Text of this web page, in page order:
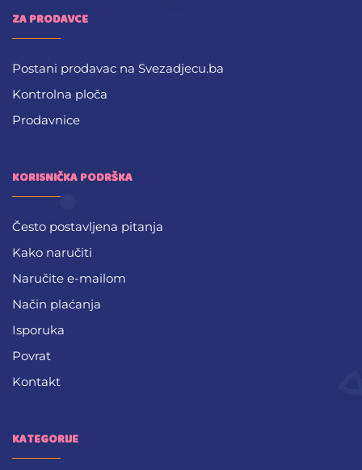
ZA PRODAVCE
Postani prodavac na Svezadjecu.ba
Kontrolna ploča
Prodavnice
KORISNIČKA PODRŠKA
Često postavljena pitanja
Kako naručiti
Naručite e-mailom
Način plaćanja
Isporuka
Povrat
Kontakt
KATEGORIJE